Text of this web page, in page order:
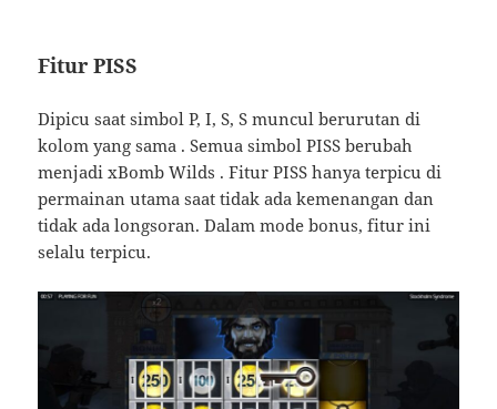
Fitur PISS
Dipicu saat simbol P, I, S, S muncul berurutan di
kolom yang sama . Semua simbol PISS berubah
menjadi xBomb Wilds . Fitur PISS hanya terpicu di
permainan utama saat tidak ada kemenangan dan
tidak ada longsoran. Dalam mode bonus, fitur ini
selalu terpicu.